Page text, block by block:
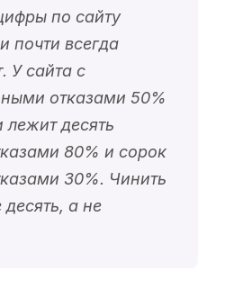
по сайту
почти всегда
У сайта с
отказами 50%
лежит десять
80% и сорок
30%. Чинить
а не